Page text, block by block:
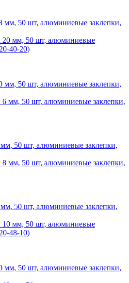
мм, 50 шт, алюминиевые заклепки,
мм, 50 шт, алюминиевые заклепки,
50 шт, алюминиевые заклепки,
50 шт, алюминиевые заклепки,
мм, 50 шт, алюминиевые заклепки,